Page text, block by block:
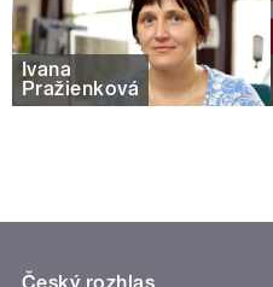
Ivana
Pražienková